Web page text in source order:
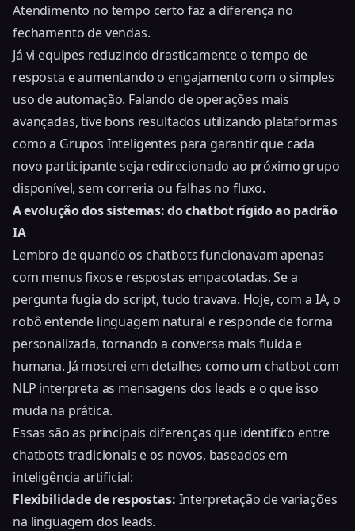
Atendimento no tempo certo faz a diferença no
fechamento de vendas.
Já vi equipes reduzindo drasticamente o tempo de
resposta e aumentando o engajamento com o simples
uso de automação. Falando de operações mais
avançadas, tive bons resultados utilizando plataformas
como a Grupos Inteligentes para garantir que cada
novo participante seja redirecionado ao próximo grupo
disponível, sem correria ou falhas no fluxo.
A evolução dos sistemas: do chatbot rígido ao padrão
IA
Lembro de quando os chatbots funcionavam apenas
com menus fixos e respostas empacotadas. Se a
pergunta fugia do script, tudo travava. Hoje, com a IA, o
robô entende linguagem natural e responde de forma
personalizada, tornando a conversa mais fluida e
humana. Já mostrei em detalhes como um chatbot com
NLP interpreta as mensagens dos leads e o que isso
muda na prática.
Essas são as principais diferenças que identifico entre
chatbots tradicionais e os novos, baseados em
inteligência artificial:
Flexibilidade de respostas: Interpretação de variações
na linguagem dos leads.